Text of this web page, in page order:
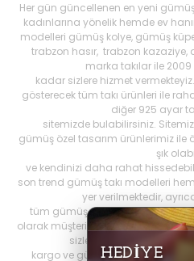
Her gün güncellenen en yeni
kadınlarına yönelik hemde ev
modelleri gümüş kolye, gümüş
trabzon hasır, trabzon kazaziye,
marka takılar ile
kadar sizlere hizmet
gösterecek tüm takı ürünleri ile
diğer 925 ayar
sitemizde bulabilirsiniz.
gümüş özel tasarım ürünlerimiz
şık
ve kendinizi daha rahat
son trend gümüş takı modelleri
yer verilmektedir,
tüm gümüş ürünlerini Best My
olarak müşteri memnuniyetini ön
sizlere daha iyi hizmet
kargo ve güvenilir alışverişi
HEDİYE